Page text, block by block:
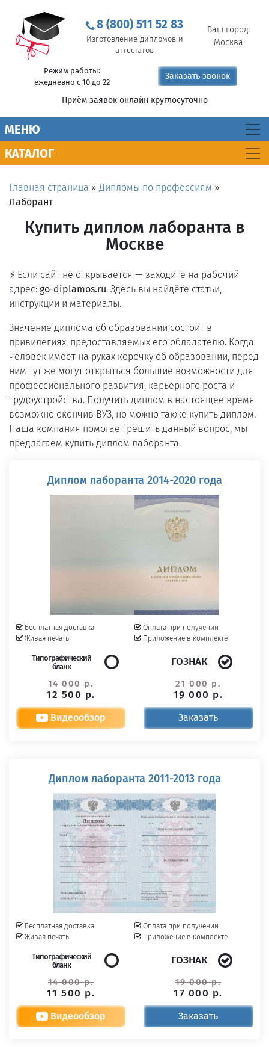
8 (800) 511 52 83
Изготовление дипломов и
аттестатов
Ваш город:
Москва
Режим работы:
ежедневно с 10 до 22
Заказать звонок
Приём заявок онлайн круглосуточно
MEНЮ
КАТАЛОГ
Главная страница » Дипломы по профессиям »
Лаборант
Купить диплом лаборанта в
Москве
⚡ Если сайт не открывается — заходите на рабочий
адрес: go-diplamos.ru. Здесь вы найдёте статьи,
инструкции и материалы.
Значение диплома об образовании состоит в
привилегиях, предоставляемых его обладателю. Когда
человек имеет на руках корочку об образовании, перед
ним тут же могут открыться большие возможности для
профессионального развития, карьерного роста и
трудоустройства. Получить диплом в настоящее время
возможно окончив ВУЗ, но можно также купить диплом.
Наша компания помогает решить данный вопрос, мы
предлагаем купить диплом лаборанта.
Диплом лаборанта 2014-2020 года
Бесплатная доставка
Живая печать
Оплата при получении
Приложение в комплекте
Типографический
бланк
14 000 р.
12 500 р.
ГОЗНАК
21 000 р.
19 000 р.
Видеообзор Заказать
Диплом лаборанта 2011-2013 года
Бесплатная доставка
Живая печать
Оплата при получении
Приложение в комплекте
Типографический
бланк
14 000 р.
11 500 р.
ГОЗНАК
19 000 р.
17 000 р.
Видеообзор Заказать